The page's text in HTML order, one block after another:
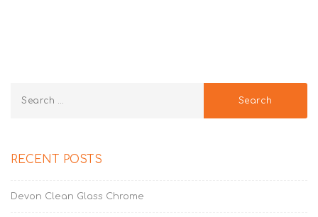
RECENT POSTS
Devon Clean Glass Chrome